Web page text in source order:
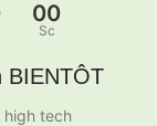
00
Sc
BIENTÔT
high tech